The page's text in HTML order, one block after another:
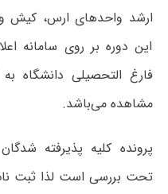
ارشد واحدهای ارس، کیش و
این دوره بر روی سامانه
فارغ التحصیلی دانشگاه
مشاهده می‌باشد.
پرونده کلیه پذیرفته
تحت بررسی است لذا ثبت